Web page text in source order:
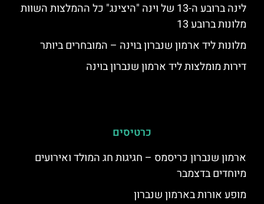
לינה ברובע ה-13 של וינה "היצינג" כל ההמלצות השוות
מלונות ברובע 13
מלונות ליד ארמון שנברון בוינה – המובחרים ביותר
דירות מומלצות ליד ארמון שנברון בוינה
כרטיסים
ארמון שנברון כריסמס – חגיגות חג המולד ואירועים
מיוחדים בדצמבר
מופע אורות בארמון שנברון